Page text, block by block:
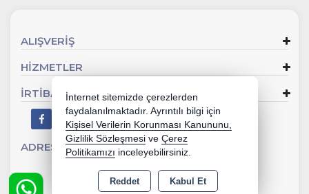
ALIŞVERİŞ
HİZMETLER
İRTİBAT
ADRES Oltu Cad. No:8/A Göle ARDAHAN
İnternet sitemizde çerezlerden
faydalanılmaktadır. Ayrıntılı bilgi için
Kişisel Verilerin Korunması Kanununu,
Gizlilik Sözleşmesi ve Çerez
Politikamızı inceleyebilirsiniz.
Reddet Kabul Et